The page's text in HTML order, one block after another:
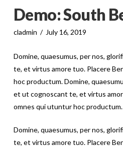
Demo: South
cladmin July 16, 2019
Domine, quaesumus, per nos,
te, et virtus amore tuo. Placere
hoc productum. Domine,
et ut cognoscant te, et virtus
omnes qui utuntur hoc productum.
Domine, quaesumus, per nos,
te, et virtus amore tuo. Placere